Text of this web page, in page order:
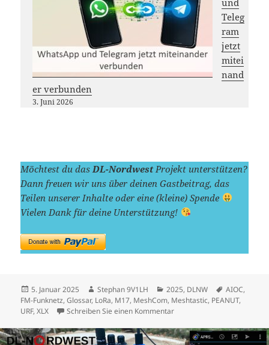
Teleg
ram
jetzt
mitei
nand
er verbunden
3. Juni 2026
Möchtest du das DL-Nordwest Projekt unterstützen?
Dann freuen wir uns über deinen Gastbeitrag, das
Teilen unserer Inhalte oder eine (kleine) Spende
Vielen Dank für deine Unterstützung!
Veröffentlicht
am
5. Januar 2025 Autor
Stephan 9V1LH Kategorien
2025, DLNW AIOC,
FM-Funknetz,Glossar, LoRa, M17, MeshCom, Meshtastic, PEANUT,
URF,XLX Schreiben Sie einen Kommentarzu DLNW Rückblick 2024,